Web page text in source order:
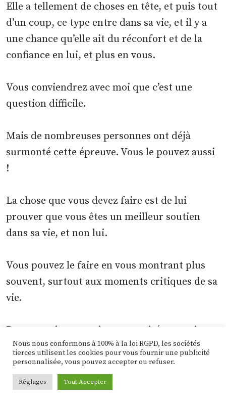
Elle a tellement de choses en tête, et puis tout
d’un coup, ce type entre dans sa vie, et il y a
une chance qu’elle ait du réconfort et de la
confiance en lui, et plus en vous.
Vous conviendrez avec moi que c’est une
question difficile.
Mais de nombreuses personnes ont déjà
surmonté cette épreuve. Vous le pouvez aussi
!
La chose que vous devez faire est de lui
prouver que vous êtes un meilleur soutien
dans sa vie, et non lui.
Vous pouvez le faire en vous montrant plus
souvent, surtout aux moments critiques de sa
vie.
Par exemple : organisez une soirée surprise
après son retour du travail, planifiez un
voyage à deux – pour une semaine.
Accompagnez-la pour faire les courses
Nous nous conformons à 100% à la loi RGPD, les sociétés
tierces utilisent les cookies pour vous fournir une publicité
personnalisée, vous pouvez accepter ou refuser.
Réglages Tout Accepter